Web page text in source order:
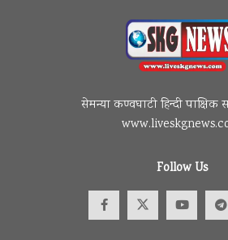
सेमन्या कण्वघाटी हिन्दी पाक्षिक
Follow Us